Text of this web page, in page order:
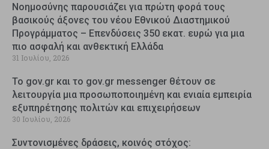
Νοημοσύνης παρουσιάζει για πρώτη φορά τους
βασικούς άξονες του νέου Εθνικού Διαστημικού
Προγράμματος – Επενδύσεις 350 εκατ. ευρώ για μια
πιο ασφαλή και ανθεκτική Ελλάδα
31 Ιουλίου, 2026
Το gov.gr και το gov.gr messenger θέτουν σε
λειτουργία μια προσωποποιημένη και ενιαία εμπειρία
εξυπηρέτησης πολιτών και επιχειρήσεων
30 Ιουλίου, 2026
Συντονισμένες δράσεις, κοινός στόχος: